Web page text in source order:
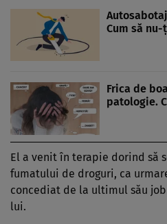
Cum să
Frica de
patologie.
El a venit în terapie dorind să
fumatului de droguri, ca
concediat de la ultimul său
lui.